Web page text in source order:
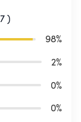
)
98%
2%
0%
0%